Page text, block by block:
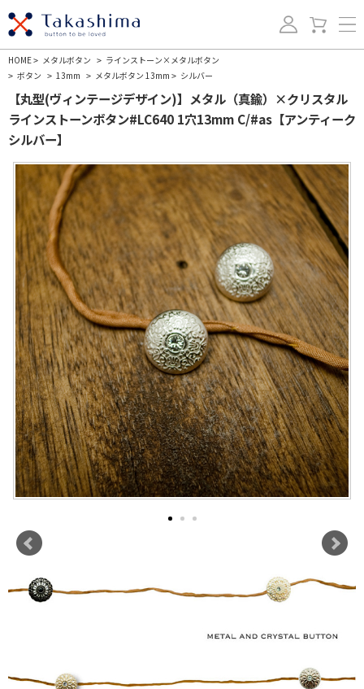
HOME> メタルボタン > ラインストーン×メタルボタン
> ボタン > 13mm > メタルボタン 13mm > シルバー
【丸型(ヴィンテージデザイン)】メタル（真鍮）×クリスタル
ラインストーンボタン#LC640 1穴13mm C/#as【アンティーク
シルバー】